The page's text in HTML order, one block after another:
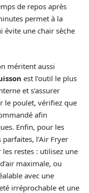
de repos après
permet à la
évite une chair sèche
méritent aussi
est l’outil le plus
et s’assurer
le poulet, vérifiez que
afin
Enfin, pour les
l’Air Fryer
restes : utilisez une
maximale, ou
avec une
irréprochable et une